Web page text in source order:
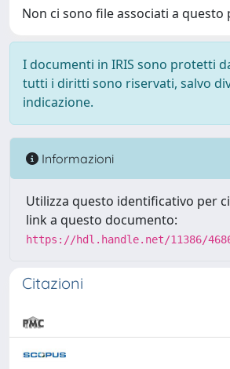
Non ci sono file associati a
I documenti in IRIS sono protetti
tutti i diritti sono riservati, salvo
indicazione.
Informazioni
Utilizza questo identificativo per
link a questo documento:
https://hdl.handle.net/11386/
Citazioni